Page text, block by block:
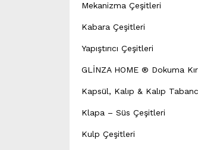
Mekanizma Çeşitleri
Kabara Çeşitleri
Yapıştırıcı Çeşitleri
Klapa – Süs Çeşitleri
Kulp Çeşitleri